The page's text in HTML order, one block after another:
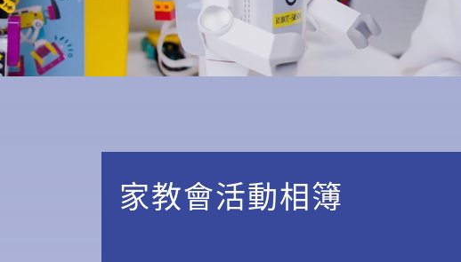
家教會活動相簿